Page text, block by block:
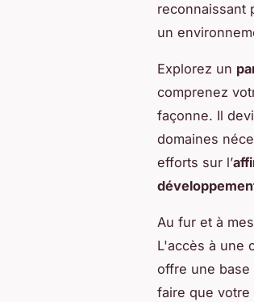
reconnaissant
un
Explorez un
comprenez
façonne. Il
domaines
efforts sur l’
Au fur et à
L'accès à une
offre une
faire que votre